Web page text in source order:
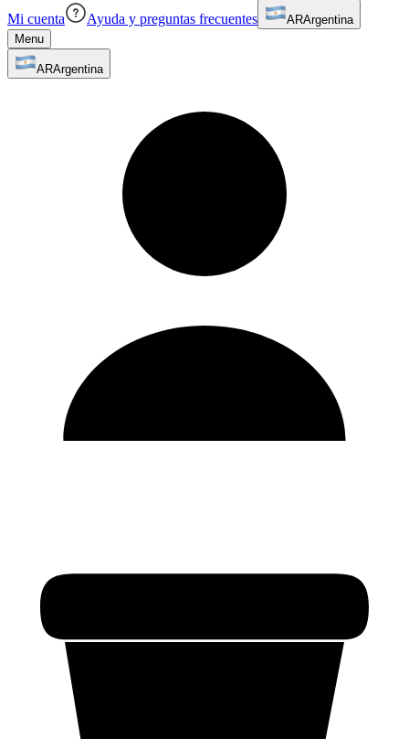
Mi cuenta Ayuda y preguntas frecuentes ARArgentina
Menu
ARArgentina